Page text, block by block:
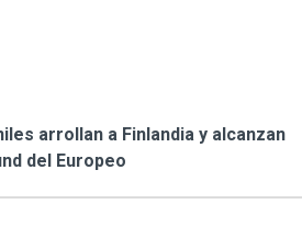
arrollan a Finlandia y alcanzan
del Europeo